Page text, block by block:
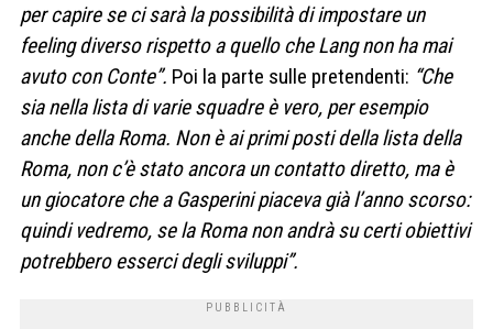
per capire se ci sarà la possibilità di impostare un
feeling diverso rispetto a quello che Lang non ha mai
avuto con Conte”. Poi la parte sulle pretendenti: “Che
sia nella lista di varie squadre è vero, per esempio
anche della Roma. Non è ai primi posti della lista della
Roma, non c’è stato ancora un contatto diretto, ma è
un giocatore che a Gasperini piaceva già l’anno scorso:
quindi vedremo, se la Roma non andrà su certi obiettivi
potrebbero esserci degli sviluppi”.